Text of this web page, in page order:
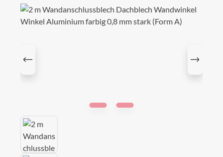
Bildergalerie überspringen